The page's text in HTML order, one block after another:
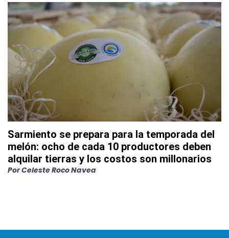
Sarmiento se prepara para la temporada del
melón: ocho de cada 10 productores deben
alquilar tierras y los costos son millonarios
PorCeleste Roco Navea